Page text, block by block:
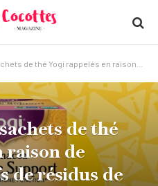
rappelés en raison de niveaux excessifs de résidus de pesticides
de thé
raison de
de résidus de